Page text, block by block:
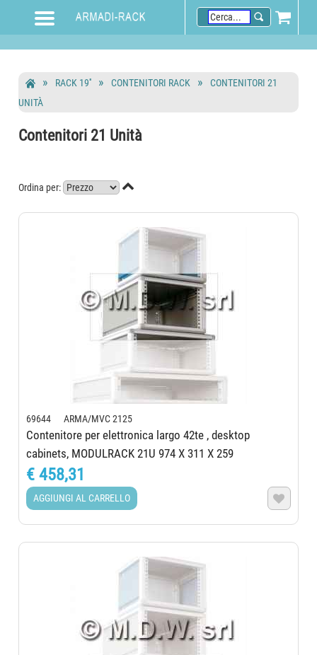
RACK 19'' CONTENITORI RACK
CONTENITORI 21
UNITÀ
Contenitori 21 Unità
Ordina per: 
69644 ARMA/MVC 2125
Contenitore per elettronica largo 42te , desktop
cabinets, MODULRACK 21U 974 X 311 X 259
€ 458,31
AGGIUNGI AL CARRELLO 